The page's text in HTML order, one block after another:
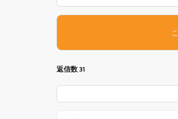
返信数 31